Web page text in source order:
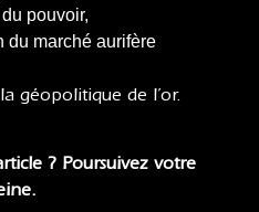
pouvoir,
du marché aurifère
géopolitique de l’or.
? Poursuivez votre